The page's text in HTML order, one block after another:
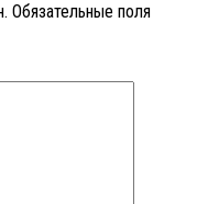
Обязательные поля